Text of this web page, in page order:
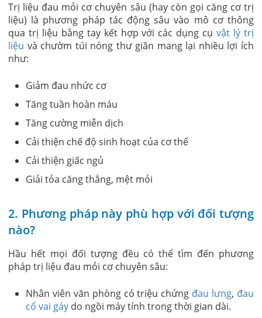
Trị liệu đau mỏi cơ chuyên sâu (hay còn gọi căng cơ trị
liệu) là phương pháp tác động sâu vào mô cơ thông
qua trị liệu bằng tay kết hợp với các dụng cụvật lý trị
liệu và chườm túi nóng thư giãn mang lại nhiều lợi ích
như:
Giảm đau nhức cơ
Tăng tuần hoàn máu
Tăng cường miễn dịch
Cải thiện chế độ sinh hoạt của cơ thể
Cải thiện giấc ngủ
Giải tỏa căng thẳng, mệt mỏi
2. Phương pháp này phù hợp với đối tượng
nào?
Hầu hết mọi đối tượng đều có thể tìm đến phương
pháp trị liệu đau mỏi cơ chuyên sâu:
Nhân viên văn phòng có triệu chứng đau lưng, đau
cổ vai gáy do ngồi máy tính trong thời gian dài.